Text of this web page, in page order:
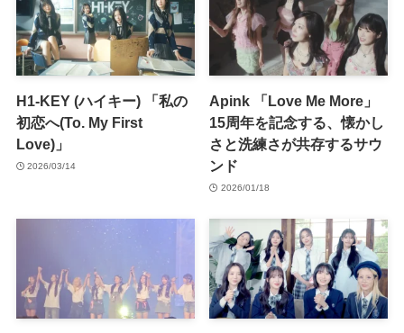
H1-KEY (ハイキー) 「私の
初恋へ(To. My First
Love)」
2026/03/14
Apink 「Love Me More」
15周年を記念する、懐かし
さと洗練さが共存するサウ
ンド
2026/01/18